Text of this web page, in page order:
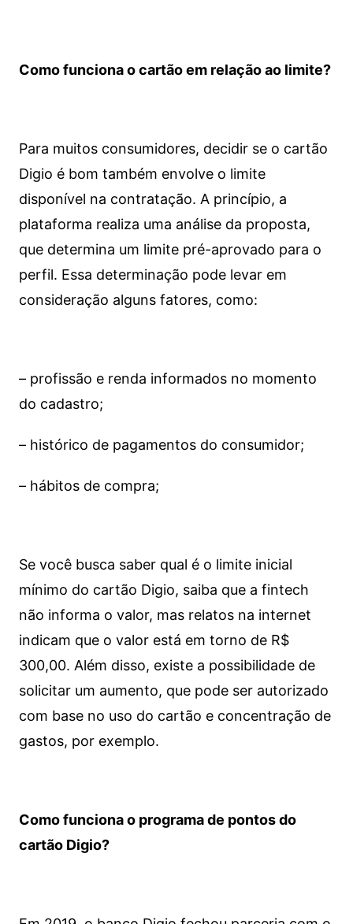
Como funciona o cartão em relação ao limite?
Para muitos consumidores, decidir se o cartão
Digio é bom também envolve o limite
disponível na contratação. A princípio, a
plataforma realiza uma análise da proposta,
que determina um limite pré-aprovado para o
perfil. Essa determinação pode levar em
consideração alguns fatores, como:
– profissão e renda informados no momento
do cadastro;
– histórico de pagamentos do consumidor;
– hábitos de compra;
Se você busca saber qual é o limite inicial
mínimo do cartão Digio, saiba que a fintech
não informa o valor, mas relatos na internet
indicam que o valor está em torno de R$
300,00. Além disso, existe a possibilidade de
solicitar um aumento, que pode ser autorizado
com base no uso do cartão e concentração de
gastos, por exemplo.
Como funciona o programa de pontos do
cartão Digio?